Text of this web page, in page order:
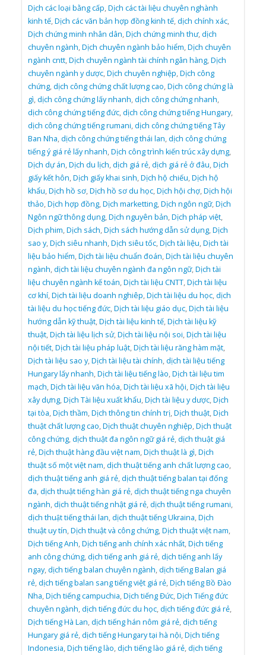
Dịch các loại bằng cấp,Dịch các tài liệu chuyên nghành
kinh tế,Dịch các văn bản hợp đồng kinh tế,dịch chính xác,
Dịch chứng minh nhân dân,Dịch chứng minh thư,dịch
chuyên ngành,Dịch chuyên ngành bảo hiểm,Dịch chuyên
ngành cntt,Dịch chuyên ngành tài chính ngân hàng,Dịch
chuyên ngành y dược,Dịch chuyên nghiệp,Dịch công
chứng,dịch công chứng chất lượng cao,Dịch công chứng là
gì,dịch công chứng lấy nhanh,dịch công chứng nhanh,
dịch công chứng tiếng đức,dịch công chứng tiếng Hungary,
dịch công chứng tiếng rumani,dịch công chứng tiếng Tây
Ban Nha,dịch công chứng tiếng thái lan,dịch công chứng
tiếng ý giá rẻ lấy nhanh,Dịch công trình kiến trúc xây dựng,
Dịch dự án,Dịch du lịch,dịch giá rẻ,dịch giá rẻ ở đâu,Dịch
giấy kết hôn,Dịch giấy khai sinh,Dịch hộ chiếu,Dịch hộ
khẩu,Dịch hồ sơ,Dịch hồ sơ du học,Dịch hội chợ,Dịch hội
thảo,Dịch hợp đồng,Dịch marketting,Dịch ngôn ngữ,Dịch
Ngôn ngữ thông dụng,Dịch nguyên bản,Dịch pháp việt,
Dịch phim,Dịch sách,Dịch sách hướng dẫn sử dụng,Dịch
sao y,Dịch siêu nhanh,Dịch siêu tốc,Dịch tài liệu,Dịch tài
liệu bảo hiểm,Dịch tài liệu chuẩn đoán,Dịch tài liệu chuyên
ngành,dịch tài liệu chuyên ngành đa ngôn ngữ,Dịch tài
liệu chuyên ngành kế toán,Dịch tài liệu CNTT,Dịch tài liệu
cơ khí,Dịch tài liệu doanh nghiêp,Dịch tài liệu du học,dịch
tài liệu du học tiếng đức,Dịch tài liệu giáo dục,Dịch tài liệu
hướng dẫn kỹ thuật,Dịch tài liệu kinh tế,Dịch tài liệu kỹ
thuật,Dịch tài liệu lịch sử,Dịch tài liệu nội soi,Dịch tài liệu
nội tiết,Dịch tài liệu pháp luật,Dịch tài liệu răng hàm mặt,
Dịch tài liệu sao y,Dịch tài liệu tài chính,dịch tài liệu tiếng
Hungary lấy nhanh,Dịch tài liệu tiếng lào,Dịch tài liệu tim
mạch,Dịch tài liệu văn hóa,Dịch tài liệu xã hội,Dịch tài liệu
xây dựng,Dịch Tài liệu xuất khẩu,Dịch tài liệu y dược,Dịch
tại tòa,Dịch thầm,Dịch thông tin chính trị,Dịch thuật,Dịch
thuật chất lượng cao,Dịch thuật chuyên nghiệp,Dịch thuật
công chứng,dịch thuật đa ngôn ngữ giá rẻ,dịch thuật giá
rẻ,Dịch thuật hàng đầu việt nam,Dịch thuật là gì,Dịch
thuật số một việt nam,dịch thuật tiếng anh chất lượng cao,
dịch thuật tiếng anh giá rẻ,dịch thuật tiếng balan tại đống
đa,dịch thuật tiếng hàn giá rẻ,dịch thuật tiếng nga chuyên
ngành,dịch thuật tiếng nhật giá rẻ,dịch thuật tiếng rumani,
dịch thuật tiếng thái lan,dịch thuật tiếng Ukraina,Dịch
thuật uy tín,Dịch thuật và công chứng,Dịch thuật việt nam,
Dịch tiếng Anh,Dịch tiếng anh chính xác nhất,Dịch tiếng
anh công chứng,dịch tiếng anh giá rẻ,dịch tiếng anh lấy
ngay,dịch tiếng balan chuyên ngành,dịch tiếng Balan giá
rẻ,dịch tiếng balan sang tiếng việt giá rẻ,Dịch tiếng Bồ Đào
Nha,Dịch tiếng campuchia,Dịch tiếng Đức,Dịch Tiếng đức
chuyên ngành,dịch tiếng đức du học,dịch tiếng đức giá rẻ,
Dịch tiếng Hà Lan,dịch tiếng hán nôm giá rẻ,dịch tiếng
Hungary giá rẻ,dịch tiếng Hungary tại hà nội,Dịch tiếng
Indonesia,Dịch tiếng lào,dịch tiếng lào giá rẻ,dịch tiếng